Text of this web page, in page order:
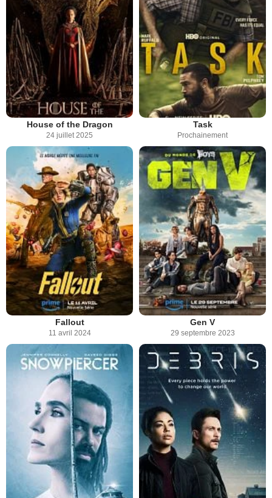
House of the Dragon
24 juillet 2025
Task
Prochainement
Fallout
11 avril 2024
Gen V
29 septembre 2023